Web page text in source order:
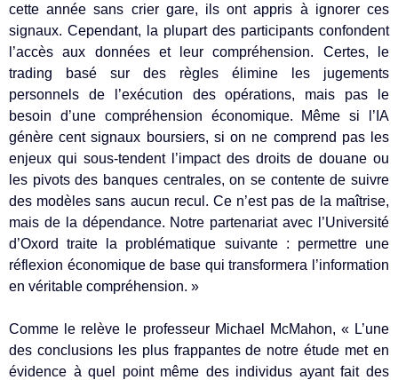
cette année sans crier gare, ils ont appris à ignorer ces
signaux. Cependant, la plupart des participants confondent
l’accès aux données et leur compréhension. Certes, le
trading basé sur des règles élimine les jugements
personnels de l’exécution des opérations, mais pas le
besoin d’une compréhension économique. Même si l’IA
génère cent signaux boursiers, si on ne comprend pas les
enjeux qui sous-tendent l’impact des droits de douane ou
les pivots des banques centrales, on se contente de suivre
des modèles sans aucun recul. Ce n’est pas de la maîtrise,
mais de la dépendance. Notre partenariat avec l’Université
d’Oxord traite la problématique suivante : permettre une
réflexion économique de base qui transformera l’information
en véritable compréhension. »
Comme le relève le professeur Michael McMahon, « L’une
des conclusions les plus frappantes de notre étude met en
évidence à quel point même des individus ayant fait des